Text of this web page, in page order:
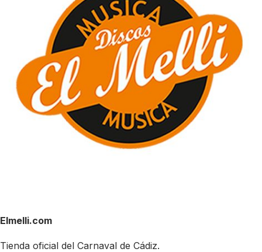
Elmelli.com
Tienda oficial del Carnaval de Cádiz.